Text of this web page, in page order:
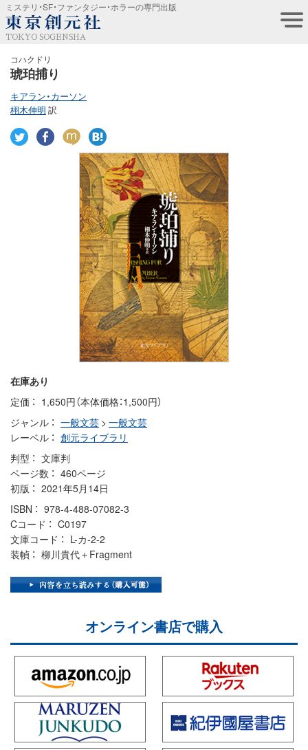
ミステリ・SF・ファンタジー・ホラーの専門出版
TOKYO SOGENSHA
コハクドリ
琥珀捕り
キアラン・カーソン
栩木伸明 訳
在庫あり
定価
1,650円（本体価格：1,500円）
ジャンル
一般文芸 > 一般文芸
レーベル
創元ライブラリ
判型
文庫判
ページ数
460ページ
初版
2021年5月14日
ISBN
978-4-488-07082-3
Cコード
C0197
文庫コード
L-カ-2-2
装幀
柳川貴代＋Fragment
オンライン書店で購入